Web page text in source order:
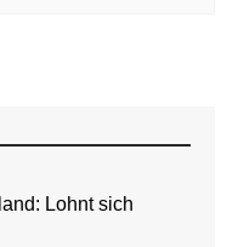
Lohnt sich